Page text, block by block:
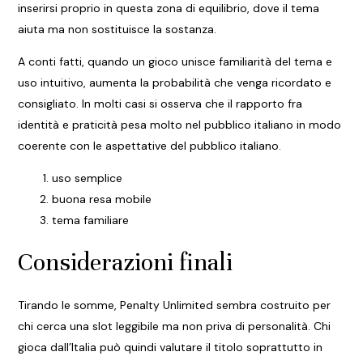
inserirsi proprio in questa zona di equilibrio, dove il tema
aiuta ma non sostituisce la sostanza.
A conti fatti, quando un gioco unisce familiarità del tema e
uso intuitivo, aumenta la probabilità che venga ricordato e
consigliato. In molti casi si osserva che il rapporto fra
identità e praticità pesa molto nel pubblico italiano in modo
coerente con le aspettative del pubblico italiano.
uso semplice
buona resa mobile
tema familiare
Considerazioni finali
Tirando le somme, Penalty Unlimited sembra costruito per
chi cerca una slot leggibile ma non priva di personalità. Chi
gioca dall’Italia può quindi valutare il titolo soprattutto in